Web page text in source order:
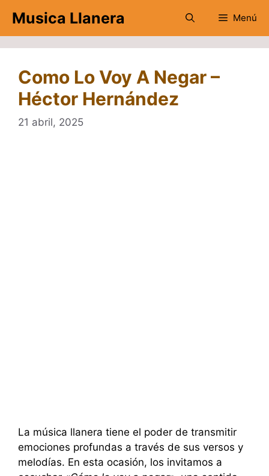
contenido
Musica Llanera Menú
Como Lo Voy A Negar –
Héctor Hernández
21 abril, 2025
La música llanera tiene el poder de transmitir
emociones profundas a través de sus versos y
melodías. En esta ocasión, los invitamos a